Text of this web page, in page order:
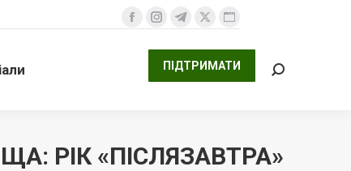
Facebook
сторінка
відкривається
Instagram
сторінка
відкривається
Telegram
сторінка
відкривається
X
сторінка
відкривається
Website
сторінка
відкривається
ПІДТРИМАТИ Search:
РІК «ПІСЛЯЗАВТРА»
ПІДТРИМАТИ